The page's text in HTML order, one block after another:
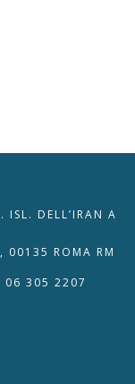
ISL. DELL’IRAN A
00135 ROMA RM
06 305 2207
🇬🇧